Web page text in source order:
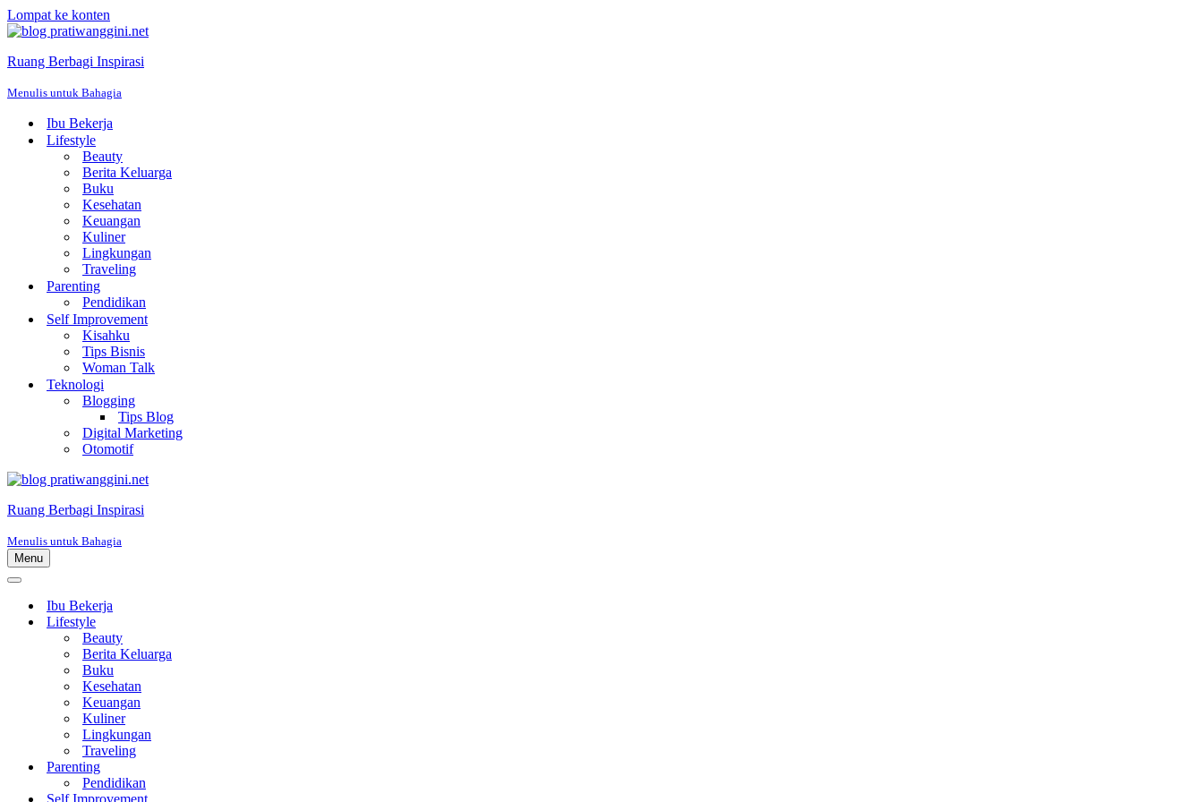
Lompat ke konten
Ruang Berbagi Inspirasi
Menulis untuk Bahagia
Ibu Bekerja
Lifestyle
Beauty
Berita Keluarga
Buku
Kesehatan
Keuangan
Kuliner
Lingkungan
Traveling
Parenting
Pendidikan
Self Improvement
Kisahku
Tips Bisnis
Woman Talk
Teknologi
Blogging
Tips Blog
Digital Marketing
Otomotif
Ruang Berbagi Inspirasi
Menulis untuk Bahagia
Menu
Menu
Menu
NavigasiIbu Bekerja
Lifestyle
Beauty
Berita Keluarga
Buku
Kesehatan
Keuangan
Kuliner
Lingkungan
Traveling
Parenting
Pendidikan
Self Improvement